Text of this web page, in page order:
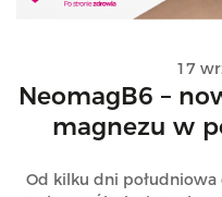
17
NeomagB6 –
magnezu w
Od kilku dni południowa